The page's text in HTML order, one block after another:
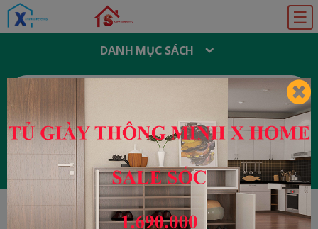
☰
DANH MỤC SÁCH
T
M
I
M
Đăng ký Đăng nhập
HOME Kinh Tế - Quản Lý
Bí quyết gây